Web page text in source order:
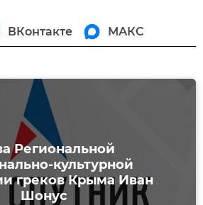
ВКонтакте МАКС
Региональной
культурной
греков Крыма Иван
Шонус